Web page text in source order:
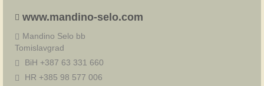
www.mandino-selo.com
Mandino Selo bb
Tomislavgrad
BiH +387 63 331 660
HR +385 98 577 006